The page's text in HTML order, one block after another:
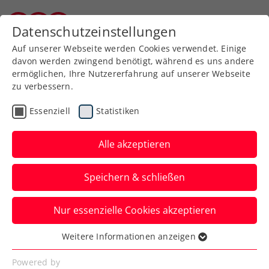
Downloads
Download-Center
Datenschutzeinstellungen
Auf unserer Webseite werden Cookies verwendet. Einige
davon werden zwingend benötigt, während es uns andere
ermöglichen, Ihre Nutzererfahrung auf unserer Webseite
zu verbessern.
Essenziell Statistiken
Alle akzeptieren
Speichern & schließen
Nur essenzielle Cookies akzeptieren
Essenziell
Essenzielle Cookies werden für grundlegende
Weitere Informationen anzeigen
Powered by